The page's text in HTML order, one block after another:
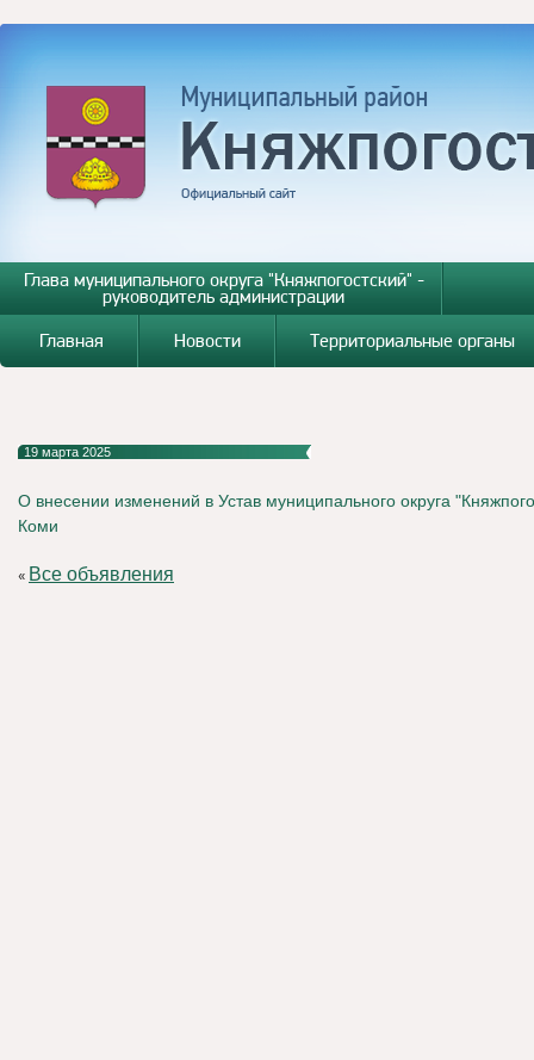
Глава муниципального округа "Княжпогостский" -
руководитель администрации
Главная
Новости Территориальные органы
19 марта 2025
О внесении изменений в Устав муниципального округа
Коми
« Все объявления